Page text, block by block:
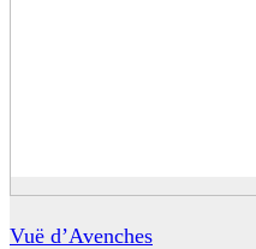
Vuë d’Avenches